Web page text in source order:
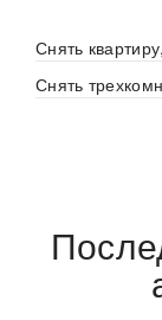
Снять
Снять